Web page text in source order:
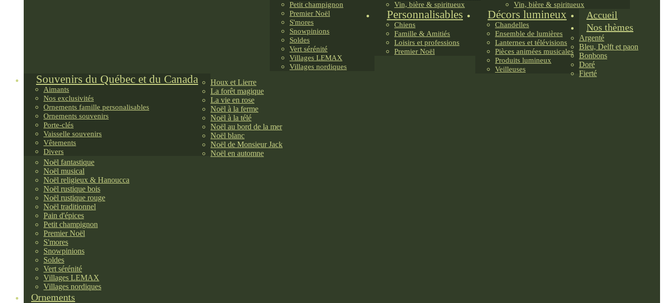
Petit champignon
Premier Noël
S'mores
Snowpinions
Soldes
Vert sérénité
Villages LEMAX
Villages nordiques
Vin, bière & spiritueux
Vin, bière & spiritueux
Personnalisables
Chiens
Famille & Amitiés
Loisirs et professions
Premier Noël
Décors lumineux
Chandelles
Ensemble de lumières
Lanternes et télévisions
Pièces animées musicales
Produits lumineux
Veilleuses
Souvenirs du Québec et du Canada
Aimants
Nos exclusivités
Ornements famille personalisables
Ornements souvenirs
Porte-clés
Vaisselle souvenirs
Vêtements
Divers
Accueil
Nos thèmes
Argenté
Bleu, Delft et paon
Bonbons
Doré
Fierté
Houx et Lierre
La forêt magique
La vie en rose
Noël à la ferme
Noël à la télé
Noël au bord de la mer
Noël blanc
Noël de Monsieur Jack
Noël en automne
Noël fantastique
Noël musical
Noël religieux & Hanoucca
Noël rustique bois
Noël rustique rouge
Noël traditionnel
Pain d'épices
Petit champignon
Premier Noël
S'mores
Snowpinions
Soldes
Vert sérénité
Villages LEMAX
Villages nordiques
Ornements